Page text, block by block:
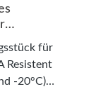
für
Resistent
-20°C)
mm